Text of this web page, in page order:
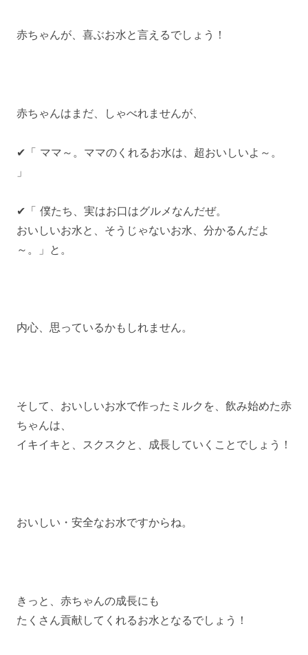
赤ちゃんが、喜ぶお水と言えるでしょう！
赤ちゃんはまだ、しゃべれませんが、
✔「 ママ～。ママのくれるお水は、超おいしいよ～。
」
✔「 僕たち、実はお口はグルメなんだぜ。
おいしいお水と、そうじゃないお水、分かるんだよ
～。」と。
内心、思っているかもしれません。
そして、おいしいお水で作ったミルクを、飲み始めた赤
ちゃんは、
イキイキと、スクスクと、成長していくことでしょう！
おいしい・安全なお水ですからね。
きっと、赤ちゃんの成長にも
たくさん貢献してくれるお水となるでしょう！